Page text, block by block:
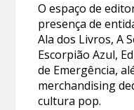
O espaço de
presença de
Ala dos Livros, A
Escorpião Azul,
de Emergência,
merchandising
cultura pop.